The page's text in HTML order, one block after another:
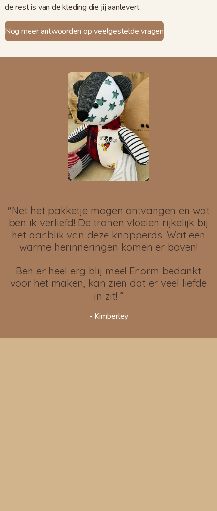
de rest is van de kleding die jij aanlevert.
Nog meer antwoorden op veelgestelde vragen
"Net het pakketje mogen ontvangen en wat
ben ik verliefd! De tranen vloeien rijkelijk bij
het aanblik van deze knapperds. Wat een
warme herinneringen komen er boven!
Ben er heel erg blij mee! Enorm bedankt
voor het maken, kan zien dat er veel liefde
in zit! ”
- Kimberley